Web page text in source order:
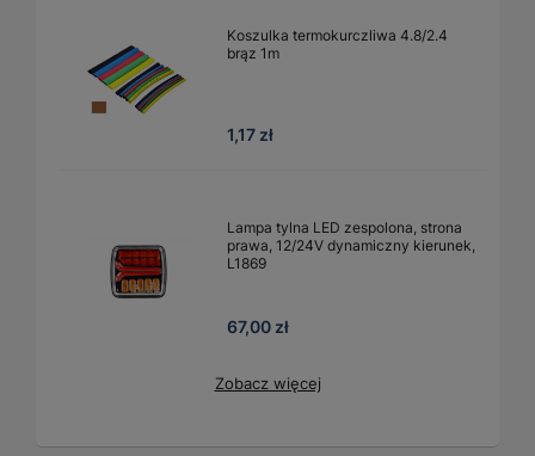
Koszulka termokurczliwa 4.8/2.4
brąz 1m
1,17 zł
Lampa tylna LED zespolona, strona
prawa, 12/24V dynamiczny kierunek,
L1869
67,00 zł
Zobacz więcej